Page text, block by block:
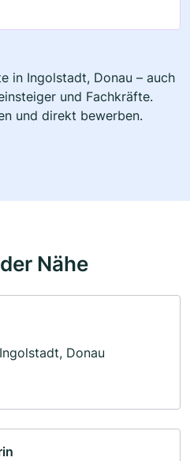
in Ingolstadt, Donau – auch
und Fachkräfte.
und direkt bewerben.
Nähe
Donau